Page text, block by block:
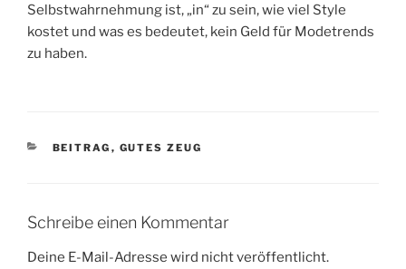
Selbstwahrnehmung ist, „in“ zu sein, wie viel Style
kostet und was es bedeutet, kein Geld für Modetrends
zu haben.
KATEGORIEN
BEITRAG , GUTES ZEUG
Schreibe einen Kommentar
Deine E-Mail-Adresse wird nicht veröffentlicht.